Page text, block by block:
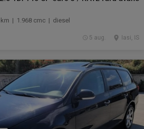
| 1.968 cmc | diesel
Iasi, IS
5 aug.